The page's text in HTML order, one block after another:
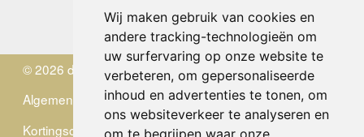
Wij maken gebruik van cookies en
andere tracking-technologieën om
uw surfervaring op onze website te
verbeteren, om gepersonaliseerde
inhoud en advertenties te tonen, om
ons websiteverkeer te analyseren en
om te begrijpen waar onze
Zaterdag
gesloten
Zondag gesloten
© 2026 de Zwerver
Algemene Voorwaarden
Kortingscode